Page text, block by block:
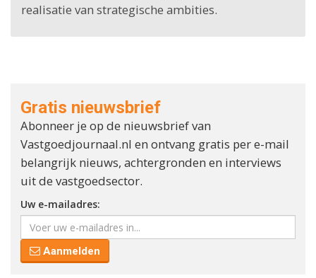
realisatie van strategische ambities.
Gratis nieuwsbrief
Abonneer je op de nieuwsbrief van
Vastgoedjournaal.nl en ontvang gratis per e-mail
belangrijk nieuws, achtergronden en interviews
uit de vastgoedsector.
Uw e-mailadres:
Aanmelden